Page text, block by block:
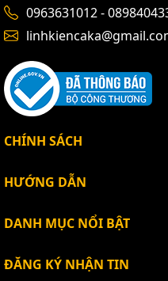
0963631012 -
CHÍNH SÁCH
HƯỚNG DẪN
DANH MỤC NỔI BẬT
ĐĂNG KÝ NHẬN TIN